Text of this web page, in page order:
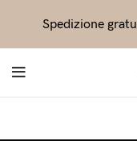
Spedizione